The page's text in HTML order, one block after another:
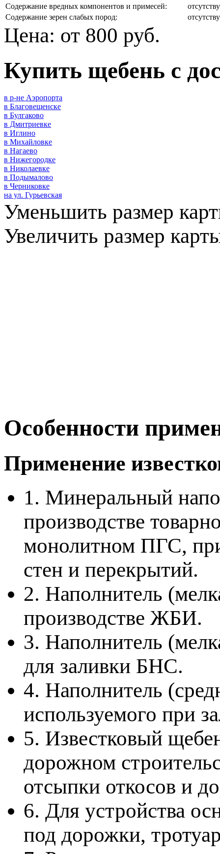
Содержание вредных компонентов и примесей:
Содержание зерен слабых пород:
Цена: от 800 руб.
Купить щебень с
в р-не Аэропорта
в Благовещенске
в Булгаково
в Дмитриевке
в Иглино
в Михайловке
в Нагаево
в Нижегородке
в Николаевке
в Подымалово
в Черниковке
на ул. Гурьевская
Уменьшить размер
Увеличить размер
Особенности
Применение
1. Минеральный
производстве
монолитном ПГС,
стен и перекрытий.
2. Наполнитель
производстве ЖБИ.
3. Наполнитель
для заливки БНС.
4. Наполнитель
используемого при
5. Известковый
дорожном
отсыпки откосов и
6. Для устройства
под дорожки,